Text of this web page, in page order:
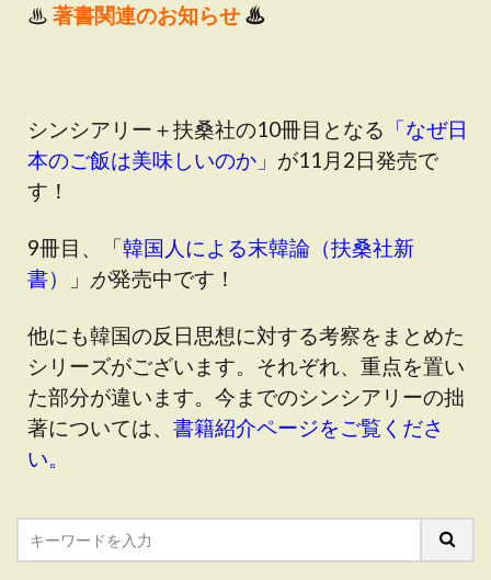
♨ 著書関連のお知らせ ♨
シンシアリー＋扶桑社の10冊目となる 「なぜ日
本のご飯は美味しいのか 」 が11月2日発売で
す！
9冊目、「韓国人による末韓論（扶桑社新
書） 」 が発売中です！
他にも韓国の反日思想に対する考察をまとめた
シリーズがございます。それぞれ、重点を置い
た部分が違います。今までのシンシアリーの拙
著については、 書籍紹介ページをご覧くださ
い。